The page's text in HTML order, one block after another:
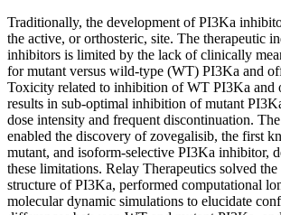
Traditionally, the development of PI3Ka
the active, or orthosteric, site. The therapeutic
inhibitors is limited by the lack of clinically
for mutant versus wild-type (WT) PI3Ka and
Toxicity related to inhibition of WT PI3Ka and
results in sub-optimal inhibition of mutant
dose intensity and frequent discontinuation.
enabled the discovery of zovegalisib, the first
mutant, and isoform-selective PI3Ka inhibitor,
these limitations. Relay Therapeutics solved
structure of PI3Ka, performed computational
molecular dynamic simulations to elucidate